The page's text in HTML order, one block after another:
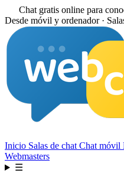
Chat gratis online para
Desde móvil y ordenador ·
Inicio Salas de chat Chat móvil
Webmasters
☰